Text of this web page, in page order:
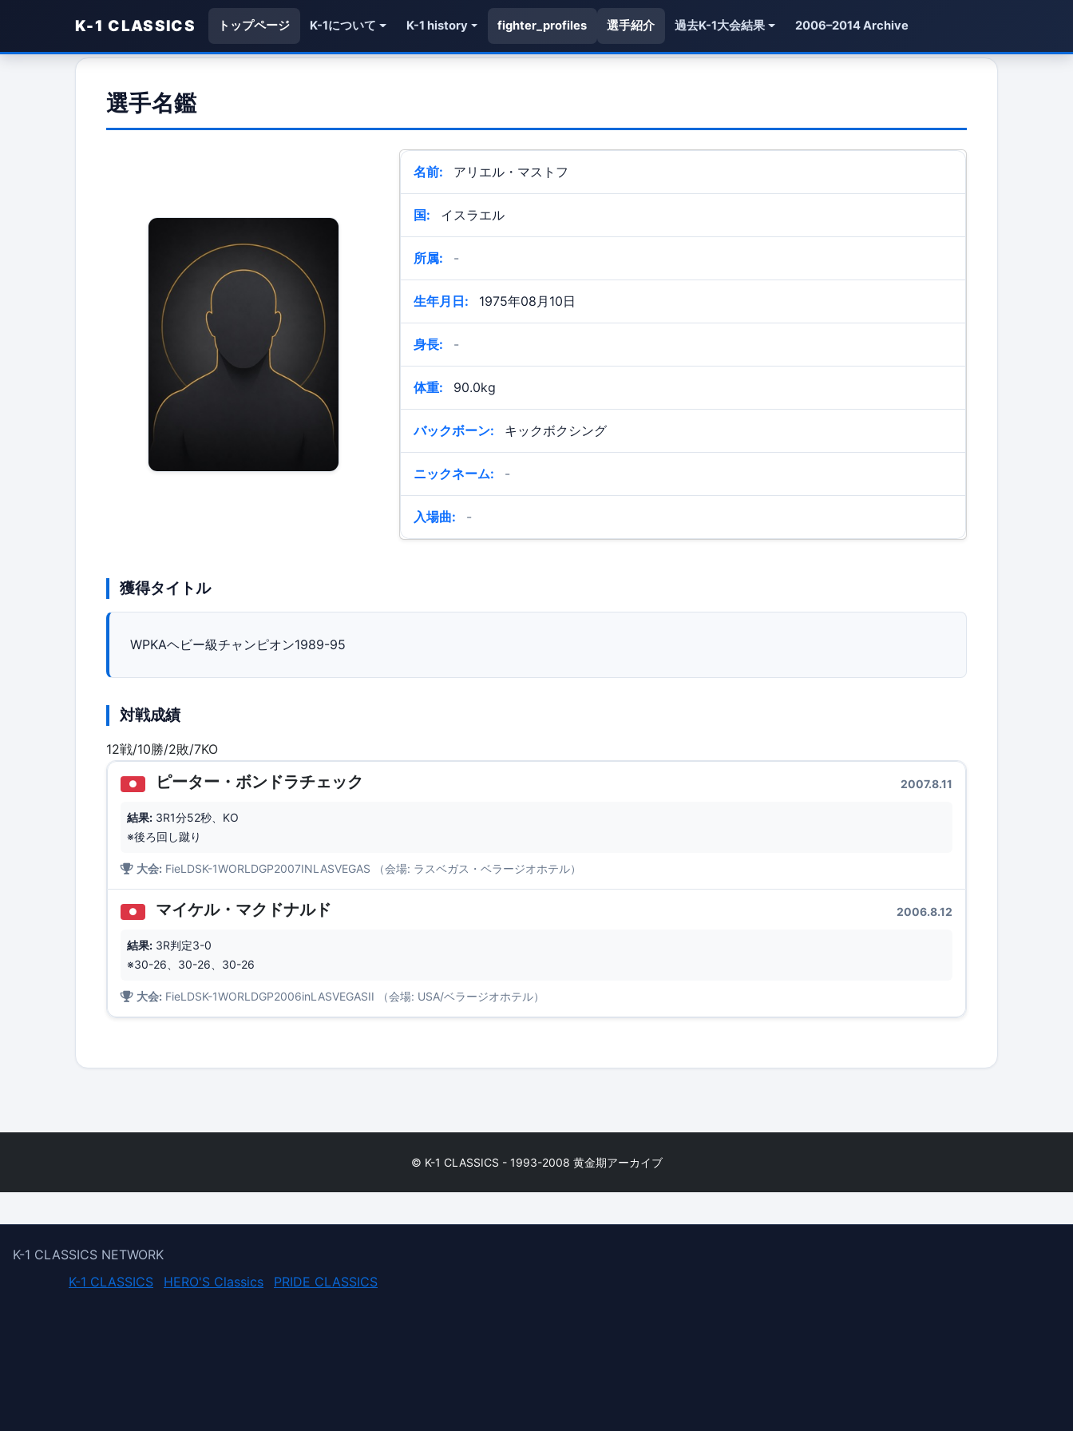
K-1 CLASSICS トップページ K-1について K-1 history fighter_profiles 選手紹介 過去K-1大会結果 2006–2014 Archive
選手名鑑
名前: アリエル・マストフ
国: イスラエル
所属: -
生年月日: 1975年08月10日
身長: -
体重: 90.0kg
バックボーン: キックボクシング
ニックネーム: -
入場曲: -
獲得タイトル
WPKAヘビー級チャンピオン1989-95
対戦成績
12戦/10勝/2敗/7KO
● ピーター・ボンドラチェック 2007.8.11
結果: 3R1分52秒、KO
※後ろ回し蹴り
大会: FieLDSK-1WORLDGP2007INLASVEGAS （会場: ラスベガス・ベラージオホテル）
● マイケル・マクドナルド 2006.8.12
結果: 3R判定3-0
※30-26、30-26、30-26
大会: FieLDSK-1WORLDGP2006inLASVEGASII （会場: USA/ベラージオホテル）
© K-1 CLASSICS - 1993-2008 黄金期アーカイブ
K-1 CLASSICS NETWORK
K-1 CLASSICS
HERO'S Classics PRIDE CLASSICS